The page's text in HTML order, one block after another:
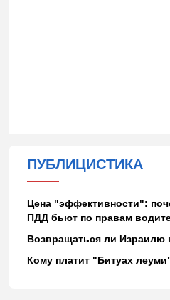
ПУБЛИЦИСТИКА
Цена "эффективности":
ПДД бьют по правам
Возвращаться ли Израилю
Кому платит "Битуах